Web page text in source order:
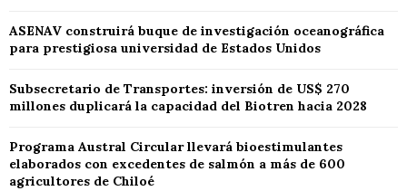
ASENAV construirá buque de investigación oceanográfica
para prestigiosa universidad de Estados Unidos
Subsecretario de Transportes: inversión de US$ 270
millones duplicará la capacidad del Biotren hacia 2028
Programa Austral Circular llevará bioestimulantes
elaborados con excedentes de salmón a más de 600
agricultores de Chiloé